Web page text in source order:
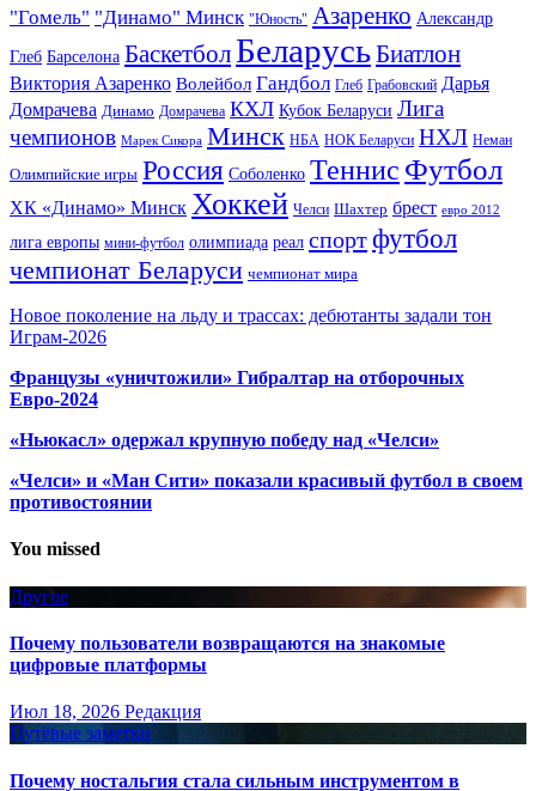
"Гомель" "Динамо" Минск "Юность" Азаренко Александр
Глеб Барселона Баскетбол БеларусьБиатлон
Виктория Азаренко Волейбол Гандбол Глеб Грабовский Дарья
Домрачева Динамо Домрачева КХЛ Кубок Беларуси Лига
чемпионов Марек Сикора Минск НБА НОК Беларуси НХЛ Неман
Олимпийские игры Россия Соболенко Теннис Футбол
ХК «Динамо» Минск Хоккей Челси Шахтер брест евро 2012
лига европы мини-футбол олимпиада реал спортфутбол
чемпионат Беларуси чемпионат мира
Новое поколение на льду и трассах: дебютанты задали тон
Играм-2026
Французы «уничтожили» Гибралтар на отборочных
Евро-2024
«Ньюкасл» одержал крупную победу над «Челси»
«Челси» и «Ман Сити» показали красивый футбол в своем
противостоянии
You missed
Другое
Почему пользователи возвращаются на знакомые
цифровые платформы
Июл 18, 2026 Редакция
Путёвые заметки
Почему ностальгия стала сильным инструментом в